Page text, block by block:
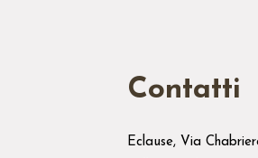
Contatti
Eclause, Via